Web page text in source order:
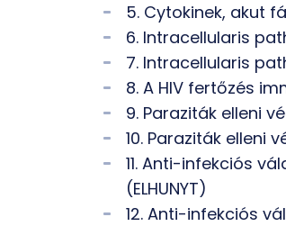
5. Cytokinek, akut
6. Intracellularis
7. Intracellularis
8. A HIV fertőzés
9. Paraziták elleni
10. Paraziták elleni
11. Anti-infekciós
(ELHUNYT)
12. Anti-infekciós